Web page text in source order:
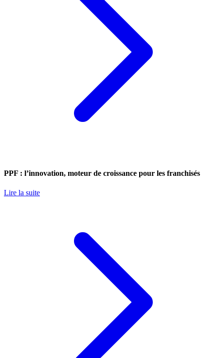
PPF : l’innovation, moteur de croissance pour les franchisés
Lire la suite